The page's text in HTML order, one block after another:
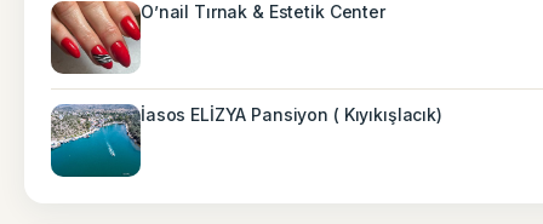
O’nail Tırnak & Estetik Center
İasos ELİZYA Pansiyon ( Kıyıkışlacık)